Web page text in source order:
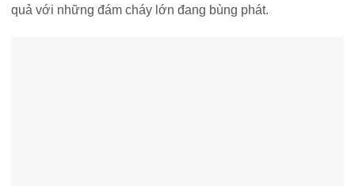
quả với những đám cháy lớn đang bùng phát.